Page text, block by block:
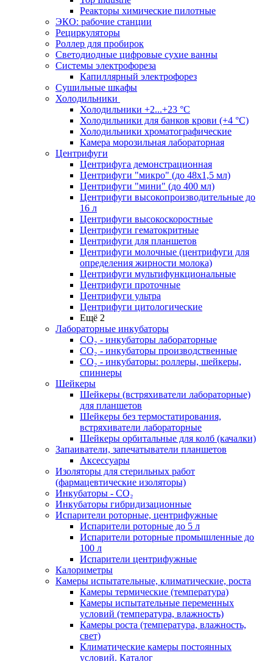
Реакторы химические пилотные
ЭКО: рабочие станции
Рециркуляторы
Роллер для пробирок
Светодиодные цифровые сухие ванны
Системы электрофореза
Капиллярный электрофорез
Сушильные шкафы
Холодильники
Холодильники +2...+23 °С
Холодильники для банков крови (+4 °С)
Холодильники хроматографические
Камера морозильная лабораторная
Центрифуги
Центрифуга демонстрационная
Центрифуги "микро" (до 48x1,5 мл)
Центрифуги "мини" (до 400 мл)
Центрифуги высокопроизводительные до
16 л
Центрифуги высокоскоростные
Центрифуги гематокритные
Центрифуги для планшетов
Центрифуги молочные (центрифуги для
определения жирности молока)
Центрифуги мультифункциональные
Центрифуги проточные
Центрифуги ультра
Центрифуги цитологические
Ещё 2
Лабораторные инкубаторы
СО₂ - инкубаторы лабораторные
СО₂ - инкубаторы производственные
СО₂ - инкубаторы: роллеры, шейкеры,
спиннеры
Шейкеры
Шейкеры (встряхиватели лабораторные)
для планшетов
Шейкеры без термостатирования,
встряхиватели лабораторные
Шейкеры орбитальные для колб (качалки)
Запаиватели, запечатыватели планшетов
Аксессуары
Изоляторы для стерильных работ
(фармацевтические изоляторы)
Инкубаторы - CO₂
Инкубаторы гибридизационные
Испарители роторные, центрифужные
Испарители роторные до 5 л
Испарители роторные промышленные до
100 л
Испарители центрифужные
Калориметры
Камеры испытательные, климатические, роста
Камеры термические (температура)
Камеры испытательные переменных
условий (температура, влажность)
Камеры роста (температура, влажность,
свет)
Климатические камеры постоянных
условий. Каталог